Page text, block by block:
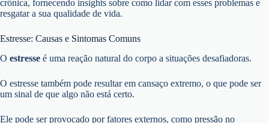
crônica, fornecendo insights sobre como lidar com esses problemas e
resgatar a sua qualidade de vida.
Estresse: Causas e Sintomas Comuns
O estresse é uma reação natural do corpo a situações desafiadoras.
O estresse também pode resultar em cansaço extremo, o que pode ser
um sinal de que algo não está certo.
Ele pode ser provocado por fatores externos, como pressão no